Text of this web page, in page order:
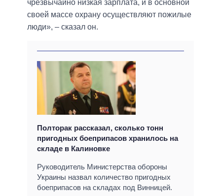
чрезвычайно низкая зарплата, и в основной
своей массе охрану осуществляют пожилые
люди», – сказал он.
Полторак рассказал, сколько тонн
пригодных боеприпасов хранилось на
складе в Калиновке
Руководитель Министерства обороны
Украины назвал количество пригодных
боеприпасов на складах под Винницей.